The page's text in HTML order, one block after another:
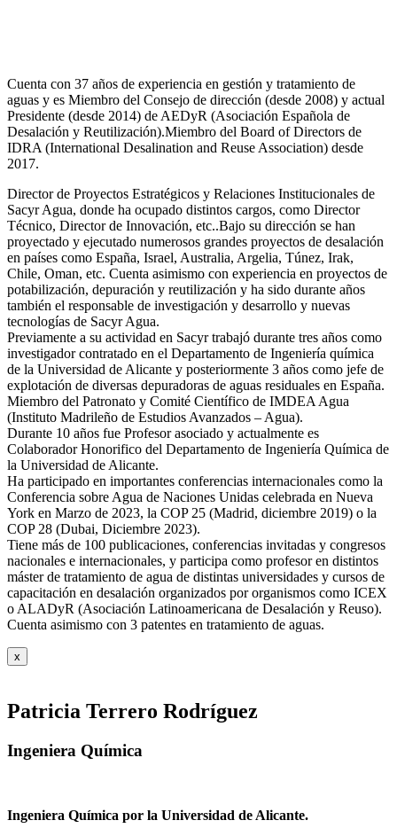
Cuenta con 37 años de experiencia en gestión y tratamiento de
aguas y es Miembro del Consejo de dirección (desde 2008) y actual
Presidente (desde 2014) de AEDyR (Asociación Española de
Desalación y Reutilización).Miembro del Board of Directors de
IDRA (International Desalination and Reuse Association) desde
2017.
Director de Proyectos Estratégicos y Relaciones Institucionales de
Sacyr Agua, donde ha ocupado distintos cargos, como Director
Técnico, Director de Innovación, etc..Bajo su dirección se han
proyectado y ejecutado numerosos grandes proyectos de desalación
en países como España, Israel, Australia, Argelia, Túnez, Irak,
Chile, Oman, etc. Cuenta asimismo con experiencia en proyectos de
potabilización, depuración y reutilización y ha sido durante años
también el responsable de investigación y desarrollo y nuevas
tecnologías de Sacyr Agua.
Previamente a su actividad en Sacyr trabajó durante tres años como
investigador contratado en el Departamento de Ingeniería química
de la Universidad de Alicante y posteriormente 3 años como jefe de
explotación de diversas depuradoras de aguas residuales en España.
Miembro del Patronato y Comité Científico de IMDEA Agua
(Instituto Madrileño de Estudios Avanzados – Agua).
Durante 10 años fue Profesor asociado y actualmente es
Colaborador Honorifico del Departamento de Ingeniería Química de
la Universidad de Alicante.
Ha participado en importantes conferencias internacionales como la
Conferencia sobre Agua de Naciones Unidas celebrada en Nueva
York en Marzo de 2023, la COP 25 (Madrid, diciembre 2019) o la
COP 28 (Dubai, Diciembre 2023).
Tiene más de 100 publicaciones, conferencias invitadas y congresos
nacionales e internacionales, y participa como profesor en distintos
máster de tratamiento de agua de distintas universidades y cursos de
capacitación en desalación organizados por organismos como ICEX
o ALADyR (Asociación Latinoamericana de Desalación y Reuso).
Cuenta asimismo con 3 patentes en tratamiento de aguas.
x
Patricia Terrero Rodríguez
Ingeniera Química
Ingeniera Química por la Universidad de Alicante.